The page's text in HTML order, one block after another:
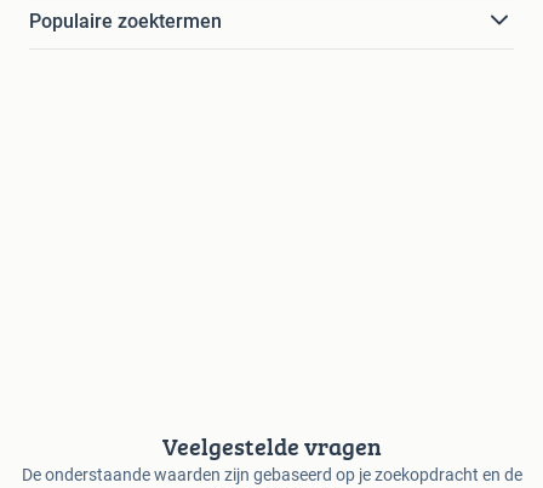
Populaire zoektermen
Veelgestelde vragen
De onderstaande waarden zijn gebaseerd op je zoekopdracht en de